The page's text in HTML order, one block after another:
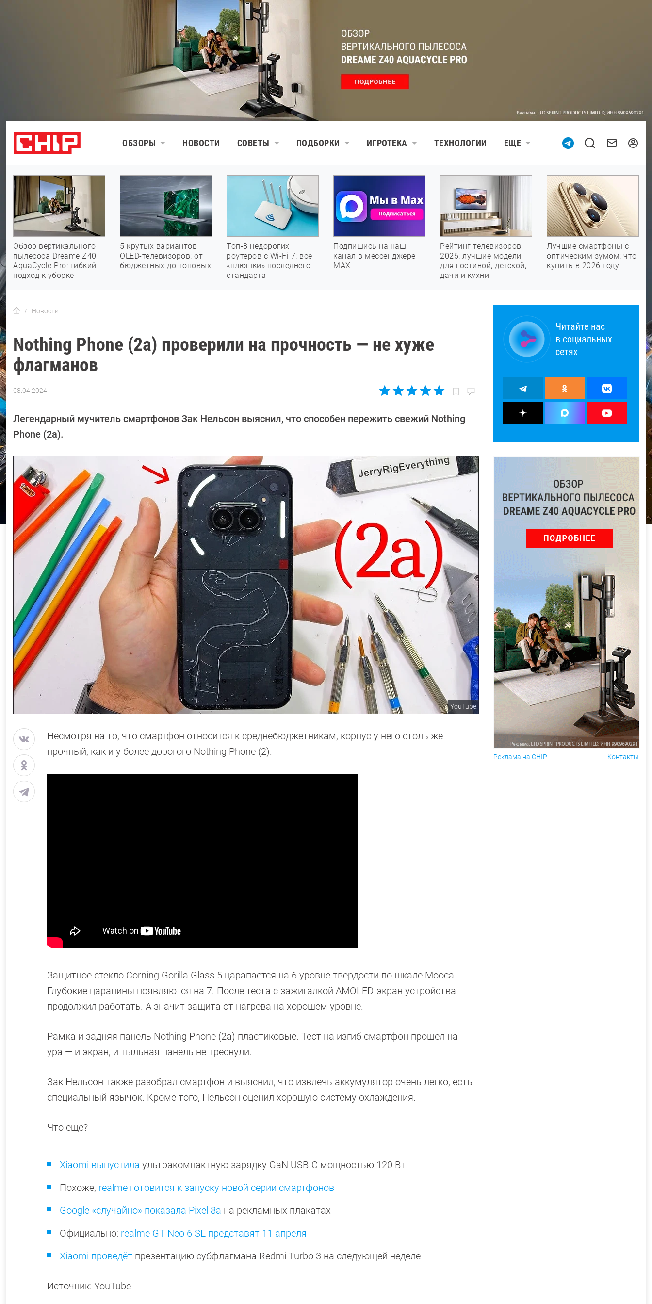
ОБЗОРЫ НОВОСТИ СОВЕТЫ ПОДБОРКИ ИГРОТЕКА ТЕХНОЛОГИИ ЕЩЕ
Обзор вертикального
пылесоса Dreame Z40
AquaCycle Pro: гибкий
подход к уборке
5 крутых вариантов
OLED-телевизоров: от
бюджетных до топовых
Топ-8 недорогих
роутеров с Wi-Fi 7: все
«плюшки» последнего
стандарта
Подпишись на наш
канал в мессенджере
МАХ
Рейтинг телевизоров
2026: лучшие модели
для гостиной, детской,
дачи и кухни
Лучшие смартфоны с
оптическим зумом: что
купить в 2026 году
Новости
Nothing Phone (2a) проверили на прочность — не хуже
флагманов
08.04.2024
Калашников
Легендарный мучитель смартфонов Зак Нельсон выяснил, что способен пережить свежий Nothing
Phone (2a).
YouTube
Несмотря на то, что смартфон относится к среднебюджетникам, корпус у него столь же
прочный, как и у более дорогого Nothing Phone (2).
Защитное стекло Corning Gorilla Glass 5 царапается на 6 уровне твердости по шкале Мооса.
Глубокие царапины появляются на 7. После теста с зажигалкой AMOLED-экран устройства
продолжил работать. А значит защита от нагрева на хорошем уровне.
Рамка и задняя панель Nothing Phone (2a) пластиковые. Тест на изгиб смартфон прошел на
ура — и экран, и тыльная панель не треснули.
Зак Нельсон также разобрал смартфон и выяснил, что извлечь аккумулятор очень легко, есть
специальный язычок. Кроме того, Нельсон оценил хорошую систему охлаждения.
Что еще?
Xiaomi выпустила ультракомпактную зарядку GaN USB-C мощностью 120 Вт
Похоже, realme готовится к запуску новой серии смартфонов
Google «случайно» показала Pixel 8a на рекламных плакатах
Официально: realme GT Neo 6 SE представят 11 апреля
Xiaomi проведёт презентацию субфлагмана Redmi Turbo 3 на следующей неделе
Источник: YouTube
Читайте нас
в социальных
сетях
Реклама на CHIP Контакты